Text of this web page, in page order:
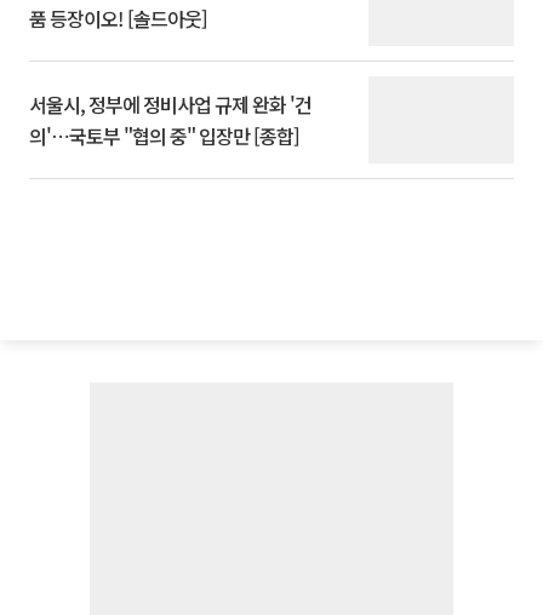
품 등장이오! [솔드아웃]
서울시, 정부에 정비사업 규제 완화 '건
의'⋯국토부 "협의 중" 입장만 [종합]